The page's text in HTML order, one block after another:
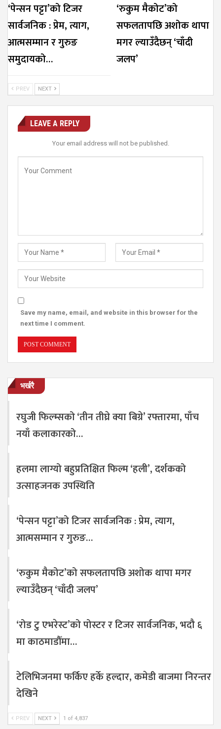
‘पेन्सन पट्टा’को टिजर
सार्वजनिक : प्रेम, त्याग,
आत्मसम्मान र गुरुङ
समुदायको…
‘रुकुम मैकोट’को
सफलतापछि अशोक थापा
मगर ल्याउँदैछन् ‘चाँदी
जलप’
PREV NEXT
LEAVE A REPLY
Your email address will not be published.
Save my name, email, and website in this browser for the
next time I comment.
भर्खरै
रघुजी फिल्म्सको ‘तीन तीघ्रे क्या बिग्रे’ रफ्तारमा, पाँच
नयाँ कलाकारको…
हलमा लाग्यो बहुप्रतिक्षित फिल्म ‘हली’, दर्शकको
उत्साहजनक उपस्थिति
‘पेन्सन पट्टा’को टिजर सार्वजनिक : प्रेम, त्याग,
आत्मसम्मान र गुरुङ…
‘रुकुम मैकोट’को सफलतापछि अशोक थापा मगर
ल्याउँदैछन् ‘चाँदी जलप’
‘रोड टु एभरेस्ट’को पोस्टर र टिजर सार्वजनिक, भदौ ६
मा काठमाडौँमा…
टेलिभिजनमा फर्किए हर्के हल्दार, कमेडी बाजमा निरन्तर
देखिने
PREV NEXT 1 of 4,837